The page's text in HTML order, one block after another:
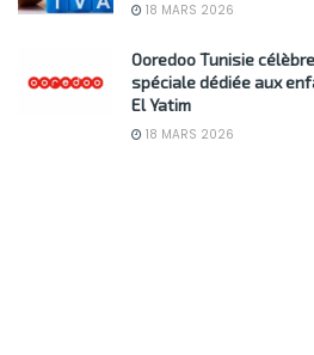
18 MARS 2026
Ooredoo Tunisie
spéciale dédiée aux
El Yatim
18 MARS 2026